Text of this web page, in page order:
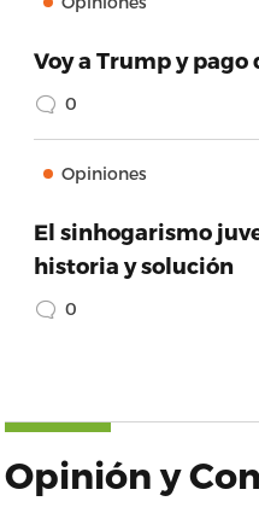
Voy a Trump y pago
0
Opiniones
El sinhogarismo
historia y solución
0
Opinión y